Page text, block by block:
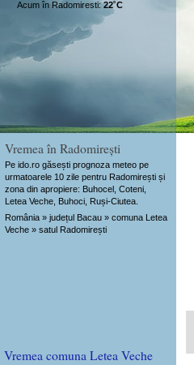
Vremea în Radomirești
Pe ido.ro găsești prognoza meteo pe
urmatoarele 10 zile pentru Radomirești și
zona din apropiere: Buhocel, Coteni,
Letea Veche, Buhoci, Ruși-Ciutea.
România » județul Bacau » comuna Letea
Veche » satul Radomirești
Acum în Radomiresti:22˚C
Vremea comuna Letea Veche